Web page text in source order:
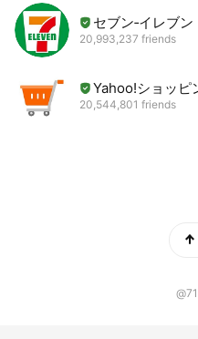
セブン‐イレブ
20,993,237 friends
Yahoo!ショッピ
20,544,801 friends